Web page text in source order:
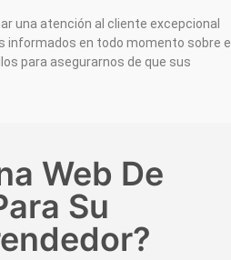
una atención al cliente excepcional
en todo momento sobre el
para asegurarnos de que sus
Web De
Su